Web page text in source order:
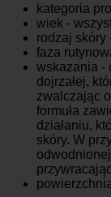
kategoria
wiek -
rodzaj skóry
faza
wskazania -
dojrzałej,
zwalczając
formuła
działaniu,
skóry. W